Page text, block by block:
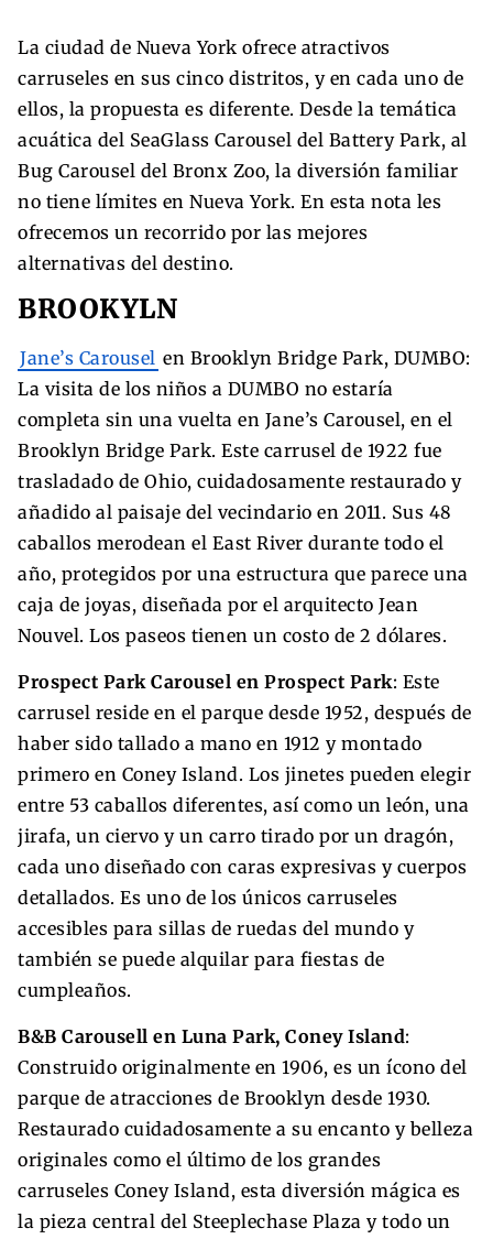
La ciudad de Nueva York ofrece atractivos
carruseles en sus cinco distritos, y en cada uno de
ellos, la propuesta es diferente. Desde la temática
acuática del SeaGlass Carousel del Battery Park, al
Bug Carousel del Bronx Zoo, la diversión familiar
no tiene límites en Nueva York. En esta nota les
ofrecemos un recorrido por las mejores
alternativas del destino.
BROOKYLN
Jane’s Carousel en Brooklyn Bridge Park, DUMBO:
La visita de los niños a DUMBO no estaría
completa sin una vuelta en Jane’s Carousel, en el
Brooklyn Bridge Park. Este carrusel de 1922 fue
trasladado de Ohio, cuidadosamente restaurado y
añadido al paisaje del vecindario en 2011. Sus 48
caballos merodean el East River durante todo el
año, protegidos por una estructura que parece una
caja de joyas, diseñada por el arquitecto Jean
Nouvel. Los paseos tienen un costo de 2 dólares.
Prospect Park Carousel en Prospect Park: Este
carrusel reside en el parque desde 1952, después de
haber sido tallado a mano en 1912 y montado
primero en Coney Island. Los jinetes pueden elegir
entre 53 caballos diferentes, así como un león, una
jirafa, un ciervo y un carro tirado por un dragón,
cada uno diseñado con caras expresivas y cuerpos
detallados. Es uno de los únicos carruseles
accesibles para sillas de ruedas del mundo y
también se puede alquilar para fiestas de
cumpleaños.
B&B Carousell en Luna Park, Coney Island:
Construido originalmente en 1906, es un ícono del
parque de atracciones de Brooklyn desde 1930.
Restaurado cuidadosamente a su encanto y belleza
originales como el último de los grandes
carruseles Coney Island, esta diversión mágica es
la pieza central del Steeplechase Plaza y todo un